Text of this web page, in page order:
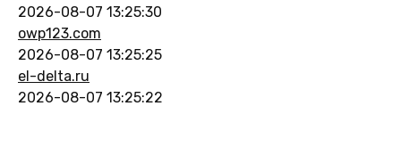
2026-08-07 13:25:30
owp123.com
2026-08-07 13:25:25
el-delta.ru
2026-08-07 13:25:22